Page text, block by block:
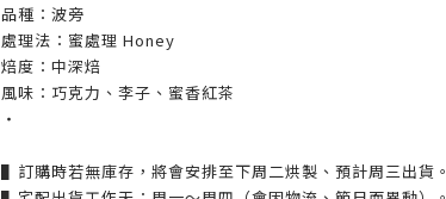
品種：波旁
處理法：蜜處理 Honey
焙度：中深焙
風味：巧克力、李子、蜜香紅茶
‧
▌訂購時若無庫存，將會安排至下周二烘製、預計周三出貨。